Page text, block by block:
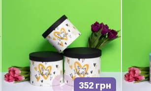
352 грн